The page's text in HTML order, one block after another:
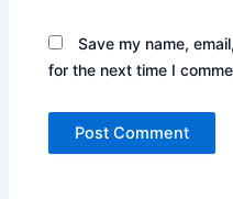
Save my name,
for the next time I